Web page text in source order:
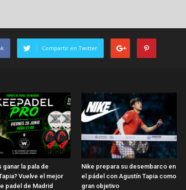
Compartir en Twitter
ganar la pala de
Vuelve el mejor
padel de Madrid
Nike prepara su desembarco en
el pádel con Agustín Tapia como
gran objetivo